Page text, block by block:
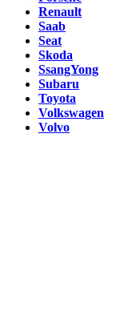
Renault
Saab
Seat
Skoda
SsangYong
Subaru
Toyota
Volkswagen
Volvo